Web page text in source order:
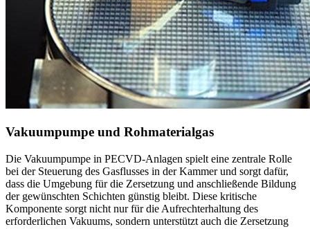
Vakuumpumpe und Rohmaterialgas
Die Vakuumpumpe in PECVD-Anlagen spielt eine zentrale Rolle
bei der Steuerung des Gasflusses in der Kammer und sorgt dafür,
dass die Umgebung für die Zersetzung und anschließende Bildung
der gewünschten Schichten günstig bleibt. Diese kritische
Komponente sorgt nicht nur für die Aufrechterhaltung des
erforderlichen Vakuums, sondern unterstützt auch die Zersetzung